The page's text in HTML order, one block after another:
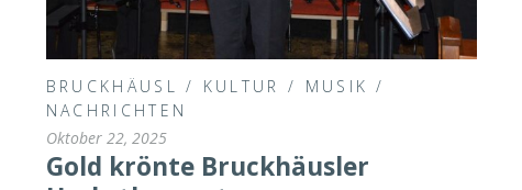
BRUCKHÄUSL / KULTUR / MUSIK /
NACHRICHTEN
Oktober 22, 2025
Gold krönte Bruckhäusler